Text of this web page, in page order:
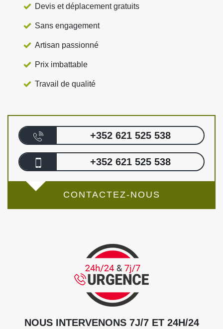
Devis et déplacement gratuits
Sans engagement
Artisan passionné
Prix imbattable
Travail de qualité
+352 621 525 538
+352 621 525 538
CONTACTEZ-NOUS
NOUS INTERVENONS 7J/7 ET 24H/24